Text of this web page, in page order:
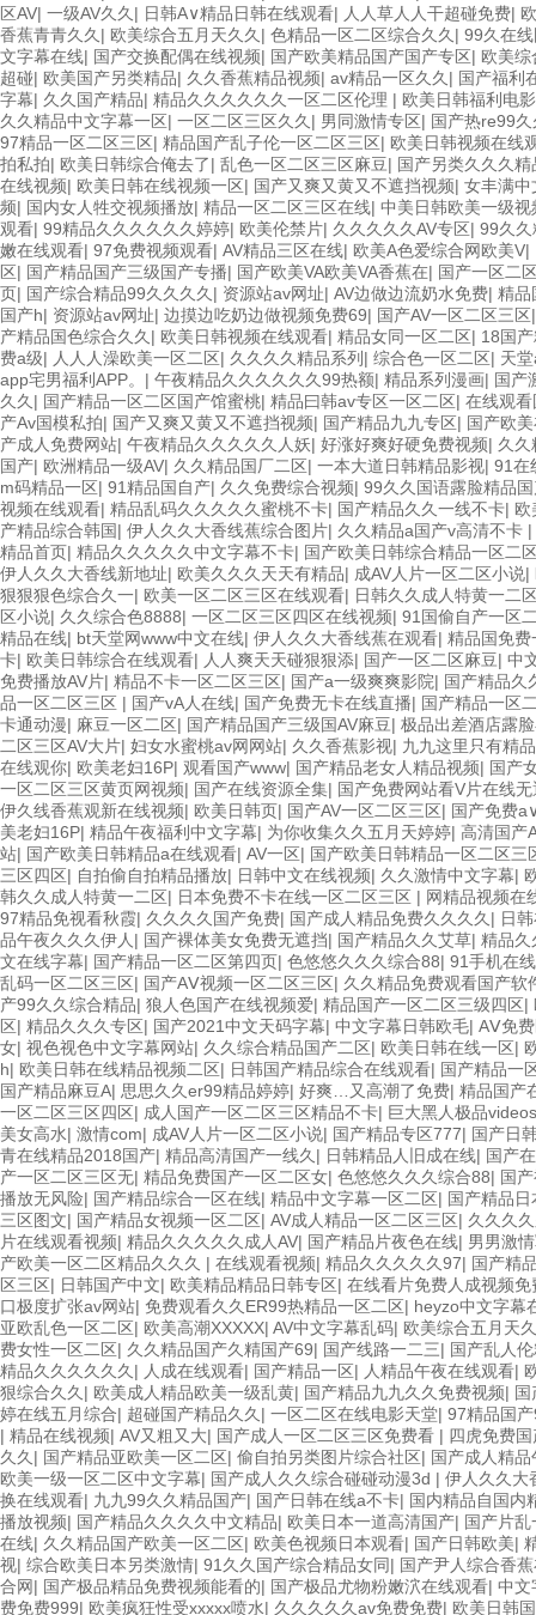
区AV| 一级AV久久 | 日韩A∨精品日韩在线观看| 人人草人人干超碰免费|
香蕉青青久久 | 欧美综合五月天久久 | 色精品一区二区综合久久 | 99久在
文字幕在线| 国产交换配偶在线视频| 国产欧美精品国产国产专区| 欧美综
超碰| 欧美国产另类精品| 久久香蕉精品视频| av精品一区久久 | 国产福利
字幕| 久久国产精品| 精品久久久久久久一区二区伦理 | 欧美日韩福利电
久久精品中文字幕一区| 一区二区三区久久 | 男同激情专区| 国产热re99
97精品一区二区三区| 精品国产乱子伦一区二区三区| 欧美日韩视频在线
拍私拍| 欧美日韩综合俺去了| 乱色一区二区三区麻豆| 国产另类久久久精
在线视频| 欧美日韩在线视频一区| 国产又爽又黄又不遮挡视频| 女丰满中
频| 国内女人牲交视频播放| 精品一区二区三区在线| 中美日韩欧美一级视
观看| 99精品久久久久久久婷婷| 欧美伦禁片| 久久久久久AV专区| 99久
嫩在线观看| 97免费视频观看| AV精品三区在线| 欧美A色爱综合网欧美V|
区| 国产精品国产三级国产专播| 国产欧美VA欧美VA香蕉在| 国产一区二
页| 国产综合精品99久久久久 | 资源站av网址| AV边做边流奶水免费| 精品
国产h| 资源站av网址| 边摸边吃奶边做视频免费69| 国产AV一区二区三区
产精品国色综合久久 | 欧美日韩视频在线观看| 精品女同一区二区| 18国
费a级| 人人人澡欧美一区二区| 久久久久精品系列 | 综合色一区二区| 天
app宅男福利APP。 | 午夜精品久久久久久久99热额| 精品系列漫画| 国产
久久 | 国产精品一区二区国产馆蜜桃| 精品曰韩av专区一区二区| 在线观
产Av国模私拍| 国产又爽又黄又不遮挡视频| 国产精品九九专区| 国产欧
产成人免费网站| 午夜精品久久久久久人妖| 好涨好爽好硬免费视频| 久久
国产| 欧洲精品一级AV| 久久精品国厂二区| 一本大道日韩精品影视| 91在
m码精品一区| 91精品国自产| 久久免费综合视频| 99久久国语露脸精品
视频在线观看| 精品乱码久久久久久蜜桃不卡| 国产精品久久一线不卡| 欧
产精品综合韩国| 伊人久久大香线蕉综合图片| 久久精品a国产v高清不卡 |
精品首页| 精品久久久久久中文字幕不卡| 国产欧美日韩综合精品一区二
伊人久久大香线新地址| 欧美久久久天天有精品| 成AV人片一区二区小说|
狠狠狠色综合久一| 欧美一区二区三区在线观看| 日韩久久成人特黄一二
区小说| 久久综合色8888| 一区二区三区四区在线视频| 91国偷自产一区
精品在线| bt天堂网www中文在线| 伊人久久大香线蕉在观看| 精品国免费
卡| 欧美日韩综合在线观看| 人人爽天天碰狠狠添| 国产一区二区麻豆| 中
免费播放AV片| 精品不卡一区二区三区| 国产a一级爽爽影院| 国产精品久
品一区二区三区 | 国产vA人在线| 国产免费无卡在线直播| 国产精品一区
卡通动漫| 麻豆一区二区| 国产精品国产三级国AV麻豆| 极品出差酒店露
二区三区AV大片| 妇女水蜜桃av网网站| 久久香蕉影视| 九九这里只有精品
在线观你| 欧美老妇16P| 观看国产www| 国产精品老女人精品视频| 国产
一区二区三区黄页网视频| 国产在线资源全集| 国产免费网站看V片在线
伊久线香蕉观新在线视频| 欧美日韩页| 国产AV一区二区三区| 国产免费
美老妇16P| 精品午夜福利中文字幕| 为你收集久久五月天婷婷| 高清国产
站| 国产欧美日韩精品a在线观看| AV一区| 国产欧美日韩精品一区二区三
三区四区| 自拍偷自拍精品播放| 日韩中文在线视频| 久久激情中文字幕|
韩久久成人特黄一二区| 日本免费不卡在线一区二区三区 | 网精品视频在
97精品免视看秋霞| 久久久久国产免费| 国产成人精品免费久久久久 | 日
品午夜久久久伊人 | 国产裸体美女免费无遮挡| 国产精品久久艾草| 精品
文在线字幕| 国产精品一区二区第四页| 色悠悠久久久综合88| 91手机在
乱码一区二区三区| 国产AⅤ视频一区二区三区| 久久精品免费观看国产软
产99久久综合精品| 狼人色国产在线视频爱| 精品国产一区二区三级四区|
区| 精品久久久专区| 国产2021中文天码字幕| 中文字幕日韩欧毛| AⅤ免
女| 视色视色中文字幕网站| 久久综合精品国产二区| 欧美日韩在线一区|
h| 欧美日韩在线精品视频二区| 日韩国产精品综合在线观看| 国产精品一
国产精品麻豆A| 思思久久er99精品婷婷| 好爽…又高潮了免费| 精品国产
一区二区三区四区| 成人国产一区二区三区精品不卡| 巨大黑人极品
美女高水| 激情com| 成AV人片一区二区小说| 国产精品专区777| 国产日
青在线精品2018国产| 精品高清国产一线久 | 日韩精品人旧成在线| 国产
产一区二区三区无| 精品免费国产一区二区女| 色悠悠久久久综合88| 国
播放无风险| 国产精品综合一区在线| 精品中文字幕一区二区| 国产精品
三区图文| 国产精品女视频一区二区| AV成人精品一区二区三区| 久久久
片在线观看视频| 精品久久久久久成人AV| 国产精品片夜色在线| 男男激
产欧美一区二区精品久久久 | 在线观看视频| 精品久久久久久97| 国产精
区三区| 日韩国产中文| 欧美精品精品日韩专区| 在线看片免费人成视频
口极度扩张av网站| 免费观看久久ER99热精品一区二区| heyzo中文字幕
亚欧乱色一区二区| 欧美高潮XXXXX| AV中文字幕乱码| 欧美综合五月天
费女性一区二区| 久久精品国产久精国产69| 国产线路一二三| 国产乱人
精品久久久久久久 | 人成在线观看| 国产精品一区| 人精品午夜在线观看|
狠综合久久 | 欧美成人精品欧美一级乱黄| 国产精品九九久久免费视频|
婷在线五月综合| 超碰国产精品久久 | 一区二区在线电影天堂| 97精品国
| 精品在线视频| AV又粗又大| 国产成人一区二区三区免费看 | 四虎免费
久久 | 国产精品亚欧美一区二区| 偷自拍另类图片综合社区| 国产成人精
欧美一级一区二区中文字幕| 国产成人久久综合碰碰动漫3d | 伊人久久大
换在线观看| 九九99久久精品国产| 国产日韩在线a不卡| 国内精品自国内
播放视频| 国产精品久久久久中文精品| 欧美日本一道高清国产| 国产片
在线| 久久精品国产欧美一区二区| 欧美色视频日本观看| 国产日韩欧美|
视| 综合欧美日本另类激情| 91久久国产综合精品女同| 国产尹人综合香
合网| 国产极品精品免费视频能看的| 国产极品尤物粉嫩泬在线观看| 中文
费免费999| 欧美疯狂性受xxxxx喷水| 久久久久久av免费免费| 欧美日韩